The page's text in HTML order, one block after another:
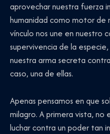
aprovechar nuestra fuerza
humanidad como motor de
vínculo nos une en nuestro
supervivencia de la
nuestra arma secreta
caso, una de ellas.
Apenas pensamos en que
milagro. A primera vista, no
luchar contra un poder tan